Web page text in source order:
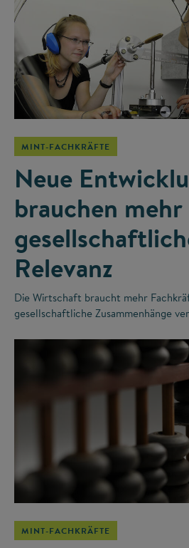
MINT-FACHKRÄFTE
Neue
brauchen mehr
Relevanz
Die Wirtschaft braucht mehr
gesellschaftliche Zusammenhänge
MINT-FACHKRÄFTE